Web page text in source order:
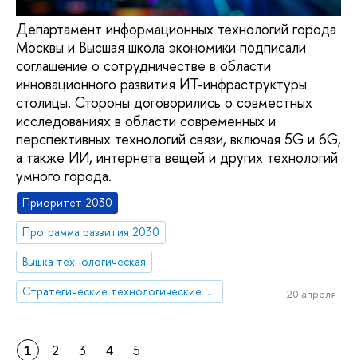
Департамент информационных технологий города
Москвы и Высшая школа экономики подписали
соглашение о сотрудничестве в области
инновационного развития ИТ-инфраструктуры
столицы. Стороны договорились о совместных
исследованиях в области современных и
перспективных технологий связи, включая 5G и 6G,
а также ИИ, интернета вещей и других технологий
умного города.
Приоритет 2030
Программа развития 2030
Вышка технологическая
Стратегические технологические проекты
20 апреля
1 2 3 4 5